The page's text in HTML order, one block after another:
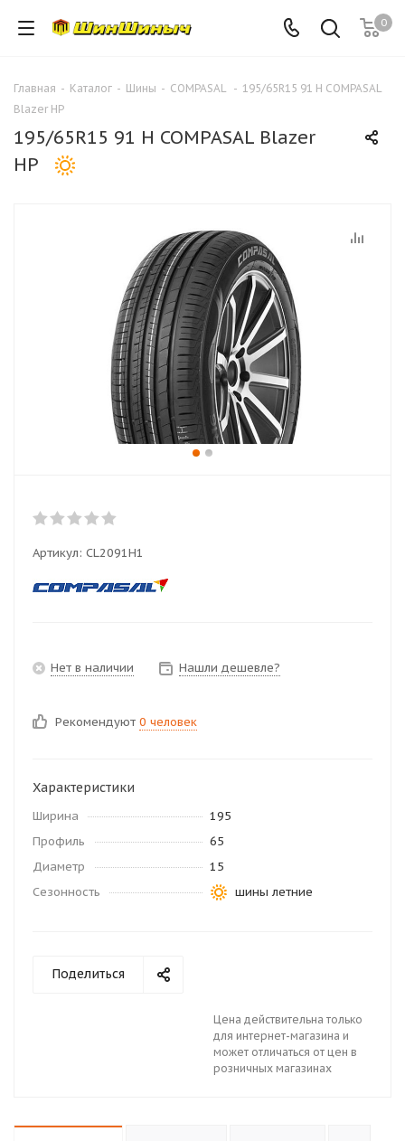
0
Главная - Каталог - Шины - COMPASAL - 195/65R15 91 H COMPASAL
Blazer HP
195/65R15 91 H COMPASAL Blazer
HP
Артикул: CL2091H1
Нет в наличии Нашли дешевле?
Рекомендуют 0 человек
Характеристики
Ширина
195
Профиль
65
Диаметр
15
Сезонность
шины летние
Поделиться
Цена действительна только
для интернет-магазина и
может отличаться от цен в
розничных магазинах